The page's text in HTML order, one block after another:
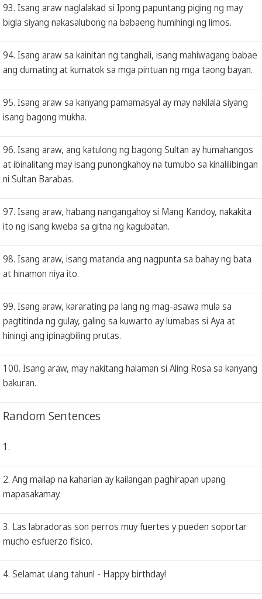
93. Isang araw naglalakad si Ipong papuntang piging ng may
bigla siyang nakasalubong na babaeng humihingi ng limos.
94. Isang araw sa kainitan ng tanghali, isang mahiwagang babae
ang dumating at kumatok sa mga pintuan ng mga taong bayan.
95. Isang araw sa kanyang pamamasyal ay may nakilala siyang
isang bagong mukha.
96. Isang araw, ang katulong ng bagong Sultan ay humahangos
at ibinalitang may isang punongkahoy na tumubo sa kinalilibingan
ni Sultan Barabas.
97. Isang araw, habang nangangahoy si Mang Kandoy, nakakita
ito ng isang kweba sa gitna ng kagubatan.
98. Isang araw, isang matanda ang nagpunta sa bahay ng bata
at hinamon niya ito.
99. Isang araw, kararating pa lang ng mag-asawa mula sa
pagtitinda ng gulay, galing sa kuwarto ay lumabas si Aya at
hiningi ang ipinagbiling prutas.
100. Isang araw, may nakitang halaman si Aling Rosa sa kanyang
bakuran.
Random Sentences
1.
2. Ang mailap na kaharian ay kailangan paghirapan upang
mapasakamay.
3. Las labradoras son perros muy fuertes y pueden soportar
mucho esfuerzo físico.
4. Selamat ulang tahun! - Happy birthday!